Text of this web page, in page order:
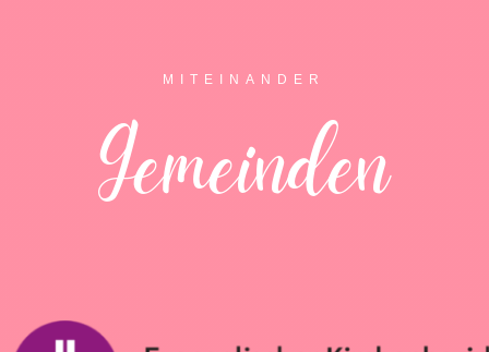
MITEINANDER
Gemeinden